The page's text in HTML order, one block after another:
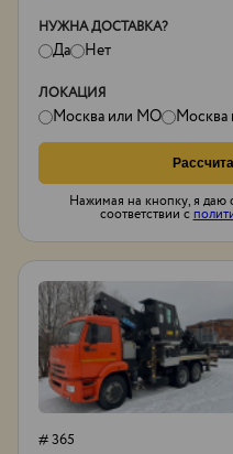
НУЖНА ДОСТАВКА?
Да Нет
ЛОКАЦИЯ
Москва или МО Москва
Нажимая на кнопку, я даю
соответствии с
# 365